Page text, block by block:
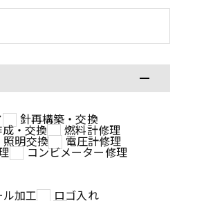
針再構築・交換
・交換 燃料計修理
照明交換 電圧計修理
コンビメーター修理
加工 ロゴ入れ